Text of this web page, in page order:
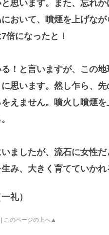
思います。また、忘れ
おいて、噴煙を上げな
倍になったと！
！と言いますが、この地
思います。然し乍ら、先
えません。噴火し噴煙
ましたが、流石に女性
み、大きく育てていかれ
礼）
このページの上へ▲